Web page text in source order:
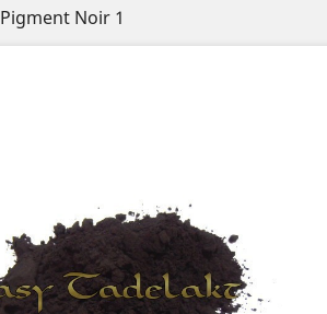
Pigment Noir 1